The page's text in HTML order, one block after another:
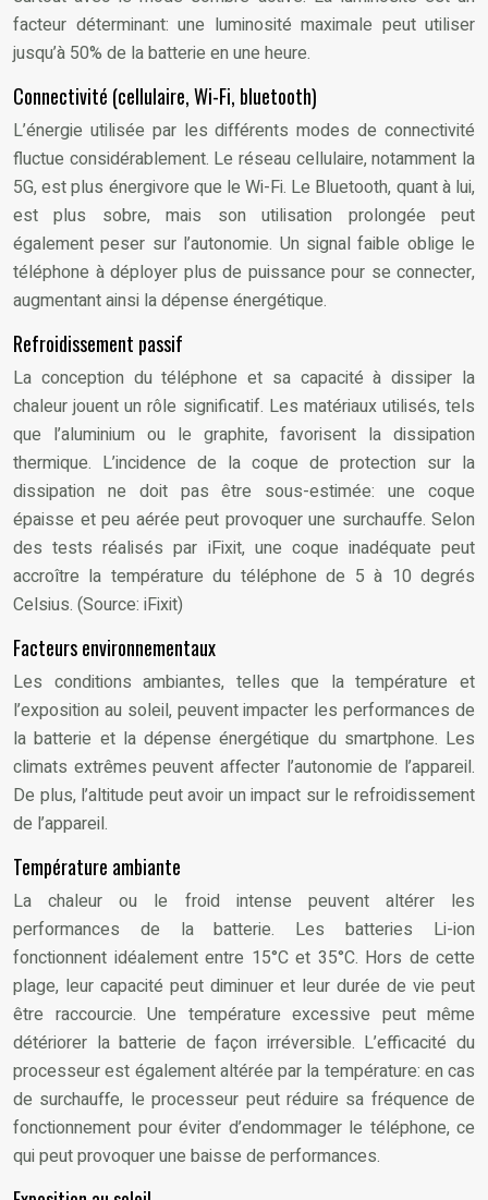
facteur déterminant: une luminosité maximale peut utiliser
jusqu’à 50% de la batterie en une heure.
Connectivité (cellulaire, Wi-Fi, bluetooth)
L’énergie utilisée par les différents modes de connectivité
fluctue considérablement. Le réseau cellulaire, notamment la
5G, est plus énergivore que le Wi-Fi. Le Bluetooth, quant à lui,
est plus sobre, mais son utilisation prolongée peut
également peser sur l’autonomie. Un signal faible oblige le
téléphone à déployer plus de puissance pour se connecter,
augmentant ainsi la dépense énergétique.
Refroidissement passif
La conception du téléphone et sa capacité à dissiper la
chaleur jouent un rôle significatif. Les matériaux utilisés, tels
que l’aluminium ou le graphite, favorisent la dissipation
thermique. L’incidence de la coque de protection sur la
dissipation ne doit pas être sous-estimée: une coque
épaisse et peu aérée peut provoquer une surchauffe. Selon
des tests réalisés par iFixit, une coque inadéquate peut
accroître la température du téléphone de 5 à 10 degrés
Celsius. (Source: iFixit)
Facteurs environnementaux
Les conditions ambiantes, telles que la température et
l’exposition au soleil, peuvent impacter les performances de
la batterie et la dépense énergétique du smartphone. Les
climats extrêmes peuvent affecter l’autonomie de l’appareil.
De plus, l’altitude peut avoir un impact sur le refroidissement
de l’appareil.
Température ambiante
La chaleur ou le froid intense peuvent altérer les
performances de la batterie. Les batteries Li-ion
fonctionnent idéalement entre 15°C et 35°C. Hors de cette
plage, leur capacité peut diminuer et leur durée de vie peut
être raccourcie. Une température excessive peut même
détériorer la batterie de façon irréversible. L’efficacité du
processeur est également altérée par la température: en cas
de surchauffe, le processeur peut réduire sa fréquence de
fonctionnement pour éviter d’endommager le téléphone, ce
qui peut provoquer une baisse de performances.